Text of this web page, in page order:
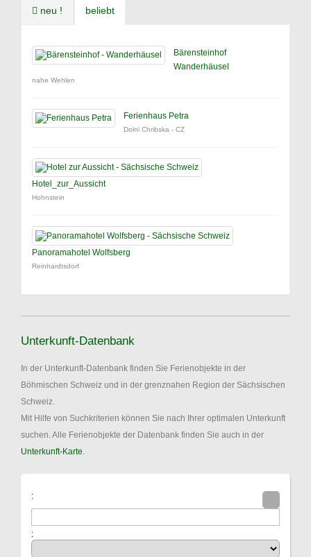
neu ! beliebt
Bärensteinhof
Wanderhäusel
nahe Wehlen
Ferienhaus Petra
Dolni Chribska - CZ
Hotel_zur_Aussicht
Hohnstein
Panoramahotel Wolfsberg
Reinhardtsdorf
Unterkunft-Datenbank
In der Unterkunft-Datenbank finden Sie Ferienobjekte in der
Böhmischen Schweiz und in der grenznahen Region der Sächsischen
Schweiz.
Mit Hilfe von Suchkriterien können Sie nach Ihrer optimalen Unterkunft
suchen. Alle Ferienobjekte der Datenbank finden Sie auch in der
Unterkunft-Karte
:
: